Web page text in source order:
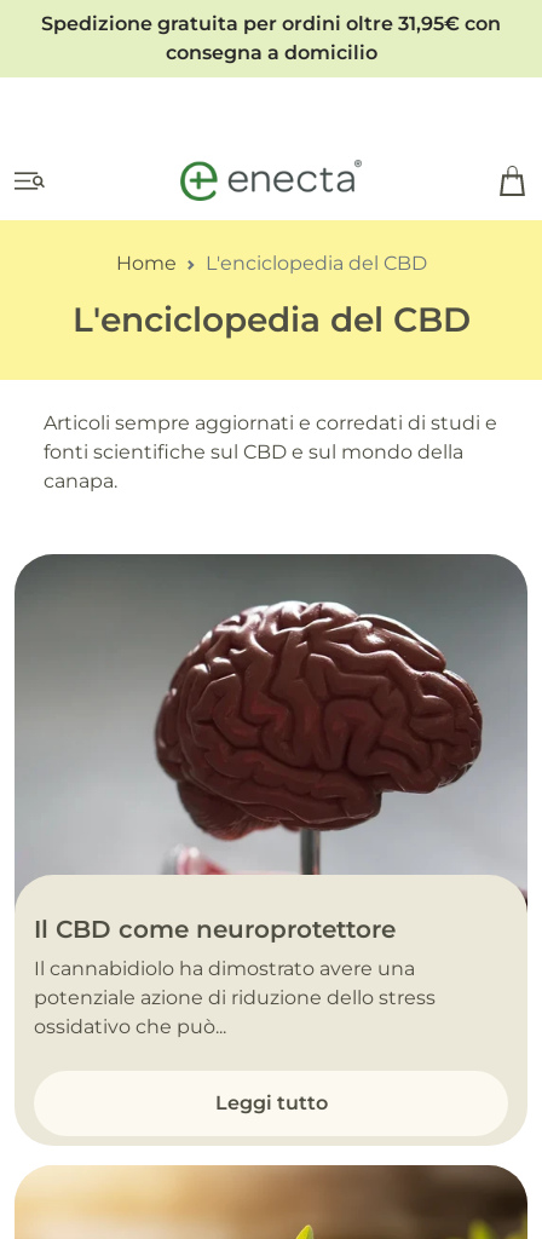
Spedizione gratuita per ordini oltre 31,95€ con
consegna a domicilio
Home L'enciclopedia del CBD
L'enciclopedia del CBD
Articoli sempre aggiornati e corredati di studi e
fonti scientifiche sul CBD e sul mondo della
canapa.
Il CBD come neuroprotettore
Il cannabidiolo ha dimostrato avere una
potenziale azione di riduzione dello stress
ossidativo che può...
Leggi tutto